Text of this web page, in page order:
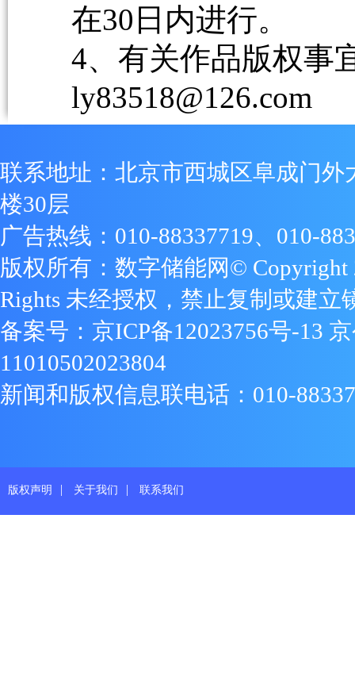
在30日内进行。
4、有关作品版权事
ly83518@126.com
联系地址：北京市西城区阜成门外
楼30层
广告热线：010-88337719、010-
版权所有：数字储能网© Copyright
Rights 未经授权，禁止复制或建立
备案号： 京ICP备12023756号-13
11010502023804
新闻和版权信息联电话：010-
版权声明 | 关于我们 | 联系我们